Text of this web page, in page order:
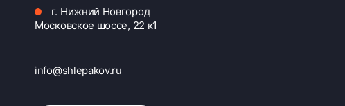
г. Нижний Новгород
Московское шоссе, 22 к1
info@shlepakov.ru